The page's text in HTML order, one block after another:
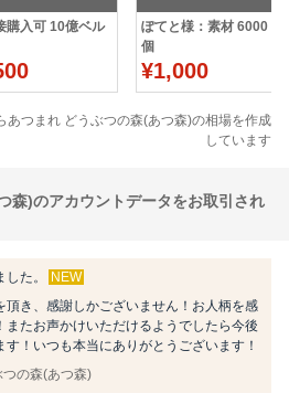
購入可 10億ベル
ぽてと様：素材 6000
個
¥1,000
あつまれ どうぶつの森(あつ森)の相場を作成
しています
森)のアカウントデータをお取引され
た。
NEW
頂き、感謝しかございません！お人柄を感
またお声かけいただけるようでしたら今後
！いつも本当にありがとうございます！
の森(あつ森)